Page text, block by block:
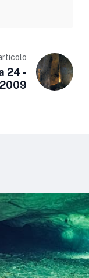
24 -